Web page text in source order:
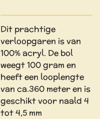
Dit prachtige
verloopgaren is van
100% acryl. De bol
weegt 100 gram en
heeft een looplengte
van ca.360 meter en is
geschikt voor naald 4
tot 4,5 mm